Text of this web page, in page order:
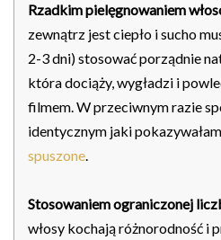
Rzadkim pielęgnowaniem
zewnątrz jest ciepło i sucho
2-3 dni) stosować porządnie
która dociąży, wygładzi i
filmem. W przeciwnym razie
identycznym jaki
spuszone.
Stosowaniem ograniczonej
włosy kochają różnorodność i